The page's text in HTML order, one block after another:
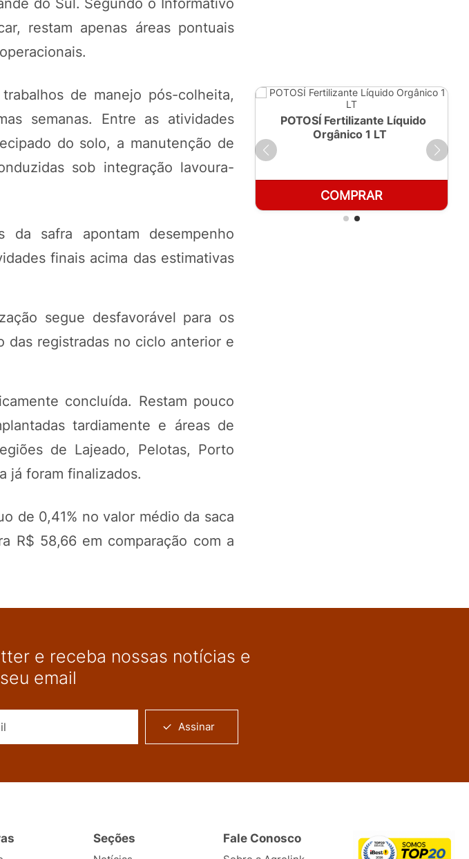
do Sul. Segundo o Informativo
restam apenas áreas pontuais
de manejo pós-colheita,
semanas. Entre as atividades
do solo, a manutenção de
sob integração lavoura-
da safra apontam desempenho
finais acima das estimativas
segue desfavorável para os
das registradas no ciclo anterior e
concluída. Restam pouco
tardiamente e áreas de
de Lajeado, Pelotas, Porto
já foram finalizados.
de 0,41% no valor médio da saca
R$ 58,66 em comparação com a
POTOSÍ Fertilizante Líquido
POTOSÍ Fertilizante Líquido
Orgânico 1 LT
COMPRAR
e receba nossas notícias e
email
Assinar
Seções Fale Conosco